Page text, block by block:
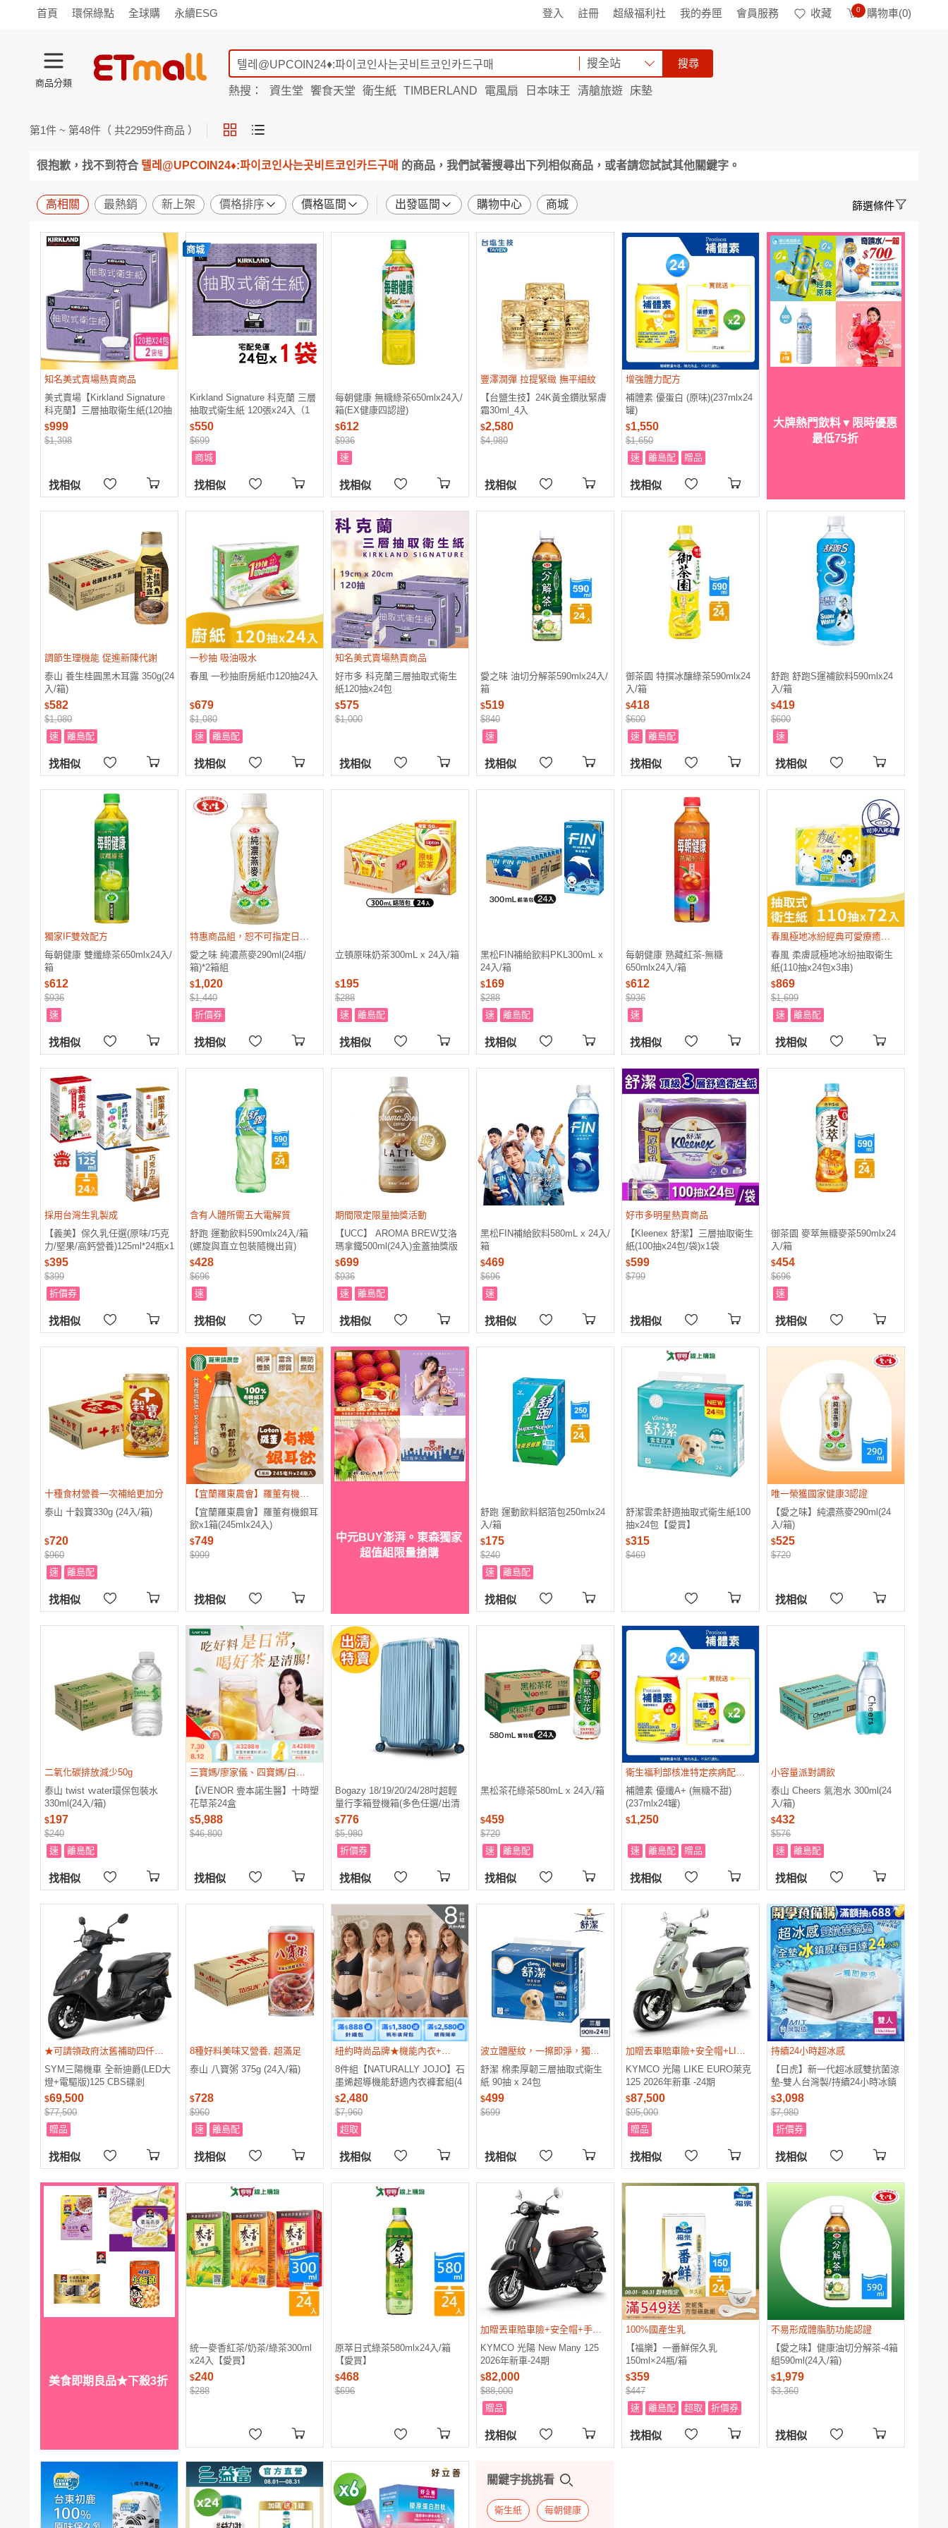
首頁 環保綠點 全球購 永續ESG 登入 註冊 超級福利社 我的券匣 會員服務 收藏 0 購物車(0)
商品分類
旅遊
寵物 男女鞋 襪
包配
日用
紙品 清潔
口腔
服飾
內衣
家具 收納
宗教
小米 手機平板
穿戴
家電
電視 季節
廚房
電腦
週邊 電玩
保養
彩妝 美髮 香氛
搜全站 搜尋
熱搜： 資生堂 饗食天堂 衛生紙 TIMBERLAND 電風扇 日本味王 清艙旅遊
床墊
第1件 ~ 第48件（ 共22959件商品 ）
很抱歉，找不到符合 텔레@UPCOIN24♦:파이코인사는곳비트코인카드구매 的商品，我們試著搜尋出下列相似商品，或者請您試試其他關鍵字。
高相關 最熱銷 新上架 價格排序 價格區間 出發區間 購物中心 商城 篩選條件
知名美式賣場熱賣商品
美式賣場【Kirkland Signature
科克蘭】三層抽取衛生紙(120抽
x24包/袋)x2袋
$999
$1,398
找相似
商城
Kirkland Signature 科克蘭 三層
抽取式衛生紙 120張x24入（1
袋）
$550
$699
商城
找相似
每朝健康 無糖綠茶650mlx24入/
箱(EX健康四認證)
$612
$936
速
找相似
豐澤潤彈 拉提緊緻 撫平細紋
【台鹽生技】24K黃金鑽肽緊膚
霜30ml_4入
$2,580
$4,980
找相似
增強體力配方
補體素 優蛋白 (原味)(237mlx24
罐)
$1,550
$1,650
速
離島配 贈品
找相似
大牌熱門飲料▼限時優惠
最低75折
調節生理機能 促進新陳代謝
泰山 養生桂圓黑木耳露 350g(24
入/箱)
$582
$1,080
速
離島配
找相似
一秒抽 吸油吸水
春風 一秒抽廚房紙巾120抽24入
$679
$1,080
速
離島配
找相似
知名美式賣場熱賣商品
好市多 科克蘭三層抽取式衛生
紙120抽x24包
$575
$1,000
找相似
愛之味 油切分解茶590mlx24入/
箱
$519
$840
速
找相似
御茶園 特撰冰釀綠茶590mlx24
入/箱
$418
$600
速
離島配
找相似
舒跑 舒跑S運補飲料590mlx24
入/箱
$419
$600
速
找相似
獨家IF雙效配方
每朝健康 雙纖綠茶650mlx24入/
箱
$612
$936
速
找相似
特惠商品組，恕不可指定日期、時間到貨，謝謝
愛之味 純濃燕麥290ml(24瓶/
箱)*2箱組
$1,020
$1,440
折價券
找相似
立頓原味奶茶300mL x 24入/箱
$195
$288
速
離島配
找相似
黑松FIN補給飲料PKL300mL x
24入/箱
$169
$288
速
離島配
找相似
每朝健康 熟藏紅茶-無糖
650mlx24入/箱
$612
$936
速
找相似
春風極地冰紛經典可愛療癒圖像設計
春風 柔膚感極地冰紛抽取衛生
紙(110抽x24包x3串)
$869
$1,699
速
離島配
找相似
採用台灣生乳製成
【義美】保久乳任選(原味/巧克
力/堅果/高鈣營養)125ml*24瓶x1
箱
$395
$399
折價券
找相似
含有人體所需五大電解質
舒跑 運動飲料590mlx24入/箱
(螺旋與直立包裝隨機出貨)
$428
$696
速
找相似
期間限定限量抽獎活動
【UCC】 AROMA BREW艾洛
瑪拿鐵500ml(24入)金蓋抽獎版
$699
$936
速
離島配
找相似
黑松FIN補給飲料580mL x 24入/
箱
$469
$696
速
找相似
好市多明星熱賣商品
【Kleenex 舒潔】三層抽取衛生
紙(100抽x24包/袋)x1袋
$599
$799
找相似
御茶園 麥萃無糖麥茶590mlx24
入/箱
$454
$696
速
找相似
十種食材營養一次補給更加分
泰山 十穀寶330g (24入/箱)
$720
$960
速
離島配
找相似
【宜蘭羅東農會】羅董有機銀耳飲x1箱(245mlx24入)
【宜蘭羅東農會】羅董有機銀耳
飲x1箱(245mlx24入)
$749
$999
找相似
中元BUY澎湃。東森獨家
超值組限量搶購
舒跑 運動飲料鋁箔包250mlx24
入/箱
$175
$240
速
離島配
找相似
舒潔雲柔舒適抽取式衛生紙100
抽x24包【愛買】
$315
$469
唯一榮獲國家健康3認證
【愛之味】純濃燕麥290ml(24
入/箱)
$525
$720
找相似
二氧化碳排放減少50g
泰山 twist ｗater環保包裝水
330ml(24入/箱)
$197
$240
速
離島配
找相似
三寶媽/廖家儀、四寶媽/白家綺真心推薦
【iVENOR 壹本諾生醫】十時塑
花草茶24盒
$5,988
$46,800
找相似
Bogazy 18/19/20/24/28吋超輕
量行李箱登機箱(多色任選/出清
特賣)
$776
$5,980
折價券
找相似
黑松茶花綠茶580mL x 24入/箱
$459
$720
速
離島配
找相似
衛生福利部核准特定疾病配方食品
補體素 優纖A+ (無糖不甜)
(237mlx24罐)
$1,250
速 離島配 贈品
找相似
小容量派對調飲
泰山 Cheers 氣泡水 300ml(24
入/箱)
$432
$576
速
離島配
找相似
★可請領政府汰舊補助四仟元(須符合汰舊換新資格)★可請領貨物稅貳仟元★贈丟車賠車險保障
SYM三陽機車 全新迪爵(LED大
燈+電驅版)125 CBS碟剎
(FU12V5-H) 2026新車 24期
$69,500
$77,500
贈品
找相似
8種好料美味又營養, 超滿足
泰山 八寶粥 375g (24入/箱)
$728
$960
速
離島配
找相似
紐約時尚品牌★機能內衣+內褲超值組合
8件組【NATURALLY JOJO】石
墨烯超導機能舒適內衣褲套組(4
色/無鋼圈/無痕/24H零著感)
$2,480
$7,960
超取
找相似
波立體壓紋，一擦即淨，獨家交織技術，柔韌不破
舒潔 棉柔厚韌三層抽取式衛生
紙 90抽 x 24包
$499
$699
找相似
加贈丟車賠車險+安全帽+LIKE後車身保桿
KYMCO 光陽 LIKE EURO萊克
125 2026年新車 -24期
$87,500
$95,000
贈品
找相似
持續24小時超冰感
【日虎】新一代超冰感雙抗菌涼
墊-雙人台灣製/持續24小時冰鎮
效果
$3,098
$7,980
折價券
找相似
美食即期良品★下殺3折
統一麥香紅茶/奶茶/綠茶300ml
x24入【愛買】
$240
$288
原萃日式綠茶580mlx24入/箱
【愛買】
$468
$696
加贈丟車賠車險+安全帽+手機架
KYMCO 光陽 New Many 125
2026年新車-24期
$82,000
$88,000
贈品
找相似
100%國產生乳
【福樂】一番鮮保久乳
150ml×24瓶/箱
$359
$447
速
離島配 超取 折價券
找相似
不易形成體脂肪功能認證
【愛之味】健康油切分解茶-4箱
組590ml(24入/箱)
$1,979
$3,360
找相似
關鍵字挑挑看
衛生紙 每朝健康